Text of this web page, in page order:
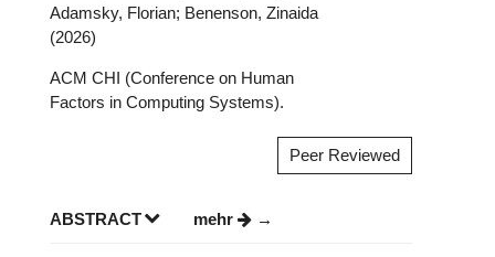
Adamsky, Florian; Benenson, Zinaida
(2026)
ACM CHI (Conference on Human
Factors in Computing Systems).
Peer Reviewed
ABSTRACT mehr